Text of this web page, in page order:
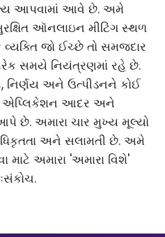
આપવામાં આવે છે. અમે
ઑનલાઇન મીટિંગ સ્થળ
જો ઈચ્છે તો સમજદાર
સમયે નિયંત્રણમાં રહે છે.
નિર્ણય અને ઉત્પીડનને કોઈ
એપ્લિકેશન આદર અને
છે. અમારા ચાર મુખ્ય મૂલ્યો
અને સલામતી છે. અમે
અમારા 'અમારા વિશે'